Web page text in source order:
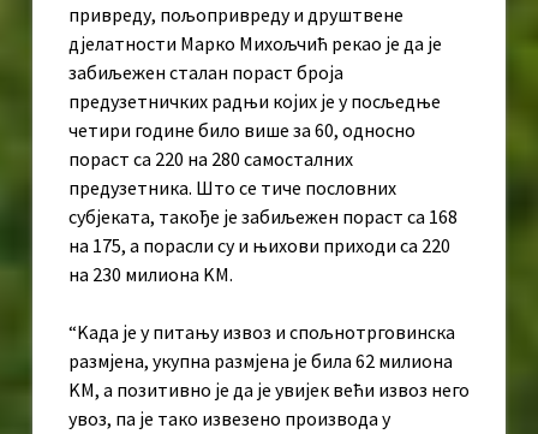
привреду, пољопривреду и друштвене
дјелатности Марко Михољчић рекао је да је
забиљежен сталан пораст броја
предузетничких радњи којих је у посљедње
четири године било више за 60, односно
пораст са 220 на 280 самосталних
предузетника. Што се тиче пословних
субјеката, такође је забиљежен пораст са 168
на 175, а порасли су и њихови приходи са 220
на 230 милиона KМ.
“Kада је у питању извоз и спољнотрговинска
размјена, укупна размјена је била 62 милиона
KМ, а позитивно је да је увијек већи извоз него
увоз, па је тако извезено производа у